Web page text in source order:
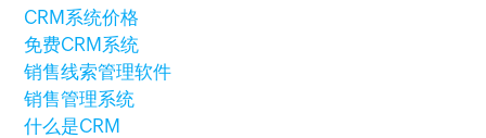
CRM系统价格
免费CRM系统
销售线索管理软件
销售管理系统
什么是CRM